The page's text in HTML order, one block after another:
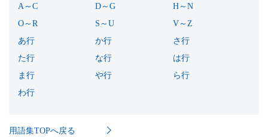
A～C D～G H～N(18)
O～R(15) S～U V～Z
あ行
か行 さ行(36)
た行
な行 は行(64)
ま行
や行 ら行(30)
わ行
用語集TOPへ戻る